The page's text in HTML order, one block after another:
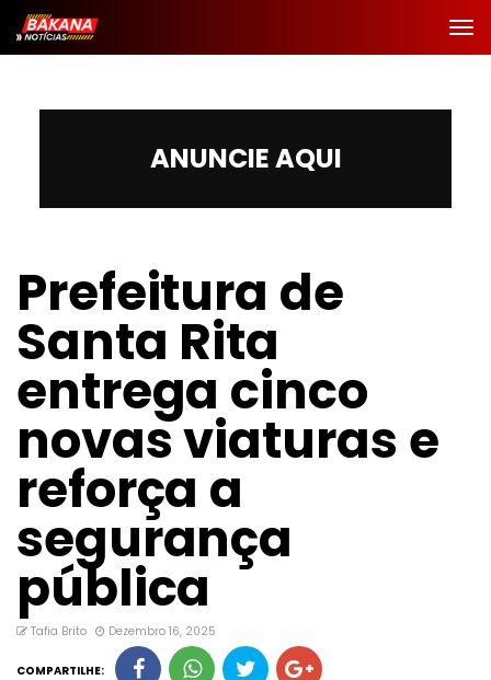
ANUNCIE AQUI
Prefeitura de
Santa Rita
entrega cinco
novas viaturas e
reforça a
segurança
pública
Tafia Brito Dezembro 16, 2025
COMPARTILHE: